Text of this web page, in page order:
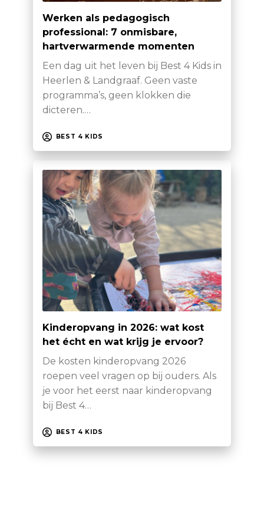
Werken als pedagogisch
professional: 7 onmisbare,
hartverwarmende momenten
Een dag uit het leven bij Best 4 Kids in
Heerlen & Landgraaf. Geen vaste
programma’s, geen klokken die
dicteren.…
BEST 4 KIDS
Kinderopvang in 2026: wat kost
het écht en wat krijg je ervoor?
De kosten kinderopvang 2026
roepen veel vragen op bij ouders. Als
je voor het eerst naar kinderopvang
bij Best 4…
BEST 4 KIDS